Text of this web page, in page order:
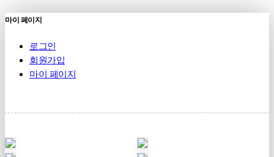
마이 페이지
로그인
회원가입
마이 페이지